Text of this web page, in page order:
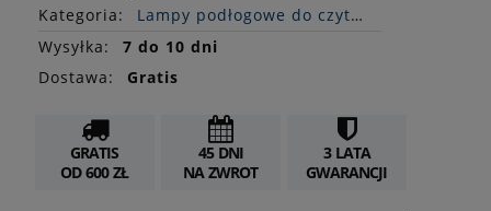
Kategoria:
Lampy podłogowe do czytania
Wysyłka:
7 do 10 dni
Dostawa:
Gratis
GRATIS
OD 600 ZŁ
45 DNI
NA ZWROT
3 LATA
GWARANCJI